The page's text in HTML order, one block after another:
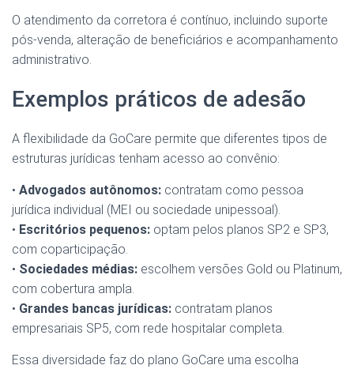
O atendimento da corretora é contínuo, incluindo suporte
pós-venda, alteração de beneficiários e acompanhamento
administrativo.
Exemplos práticos de adesão
A flexibilidade da GoCare permite que diferentes tipos de
estruturas jurídicas tenham acesso ao convênio:
• Advogados autônomos: contratam como pessoa
jurídica individual (MEI ou sociedade unipessoal).
• Escritórios pequenos: optam pelos planos SP2 e SP3,
com coparticipação.
• Sociedades médias: escolhem versões Gold ou Platinum,
com cobertura ampla.
• Grandes bancas jurídicas: contratam planos
empresariais SP5, com rede hospitalar completa.
Essa diversidade faz do plano GoCare uma escolha